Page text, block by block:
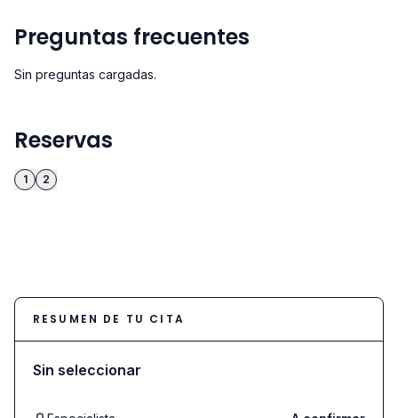
Preguntas frecuentes
Sin preguntas cargadas.
Reservas
1 2
RESUMEN DE TU CITA
Sin seleccionar